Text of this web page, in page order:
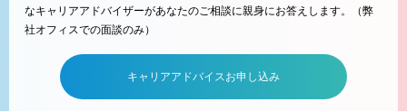
なキャリアアドバイザーがあなたのご相談に親身にお答えします。（弊
社オフィスでの面談のみ）
キャリアアドバイスお申し込み